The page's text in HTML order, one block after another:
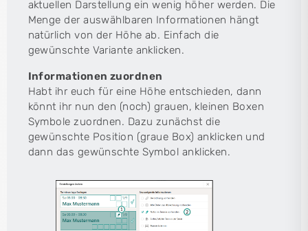
aktuellen Darstellung ein wenig höher werden. Die
Menge der auswählbaren Informationen hängt
natürlich von der Höhe ab. Einfach die
gewünschte Variante anklicken.
Informationen zuordnen
Habt ihr euch für eine Höhe entschieden, dann
könnt ihr nun den (noch) grauen, kleinen Boxen
Symbole zuordnen. Dazu zunächst die
gewünschte Position (graue Box) anklicken und
dann das gewünschte Symbol anklicken.